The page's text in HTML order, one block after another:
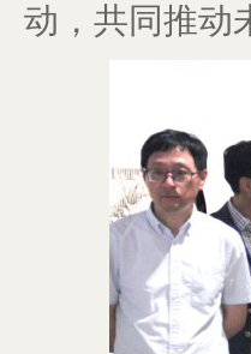
动，共同推动